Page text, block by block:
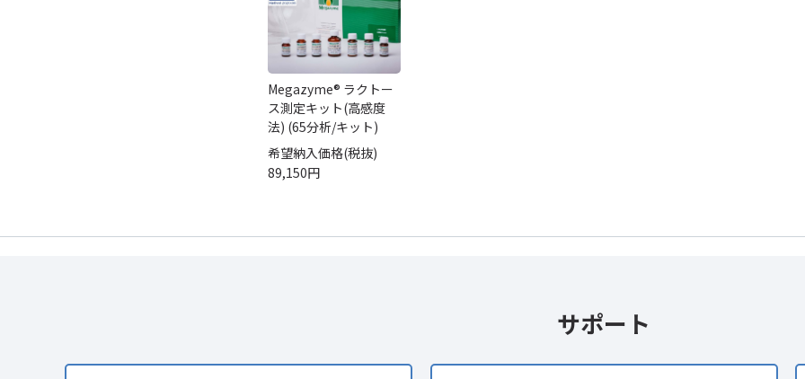
Megazyme® ラクトー
ス測定キット(高感度
法) (65分析/キット)
希望納入価格(税抜)
89,150円
サポート